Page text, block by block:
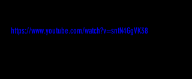
https://www.youtube.com/watch?v=sntN4GgVK38